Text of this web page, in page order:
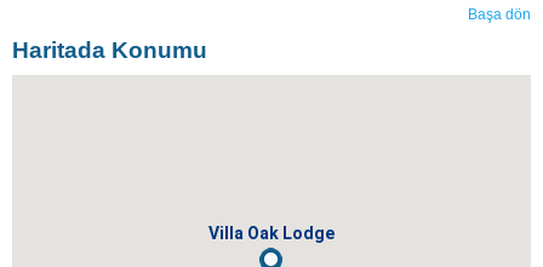
Başa dön
Haritada Konumu
Villa Oak Lodge